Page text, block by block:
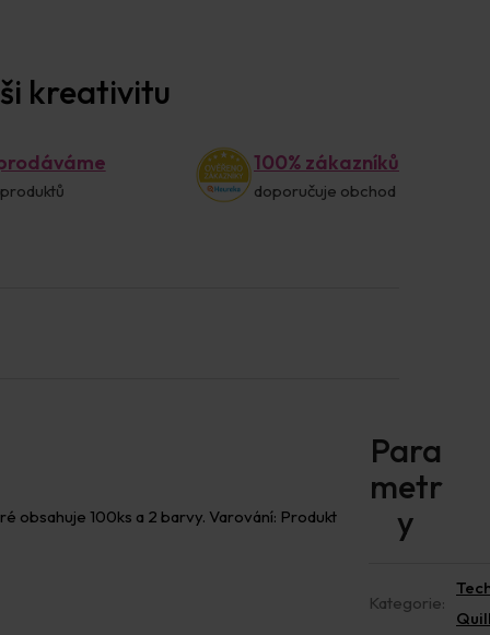
kreativitu
100% zákazníků
doporučuje obchod
obsahuje 100ks a 2 barvy. Varování: Produkt
Kategorie: